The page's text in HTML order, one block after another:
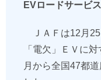
EVロードサービ
ＪＡＦは12月25
「電欠」ＥＶに
月から全国47都